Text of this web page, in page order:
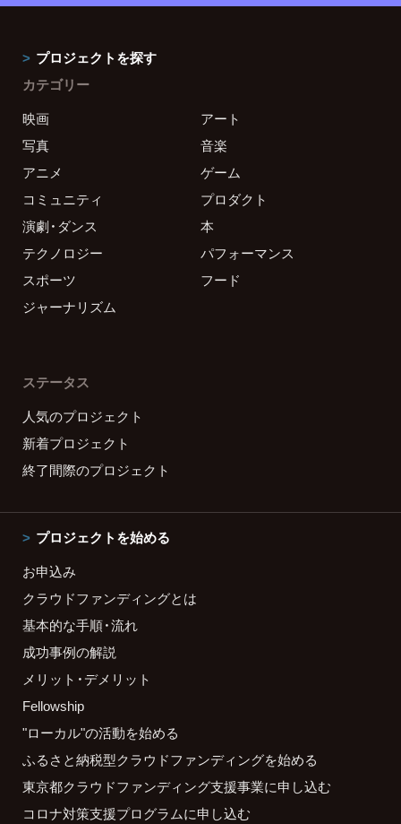
プロジェクトを探す
カテゴリー
映画
アート
写真
音楽
アニメ
ゲーム
コミュニティ
プロダクト
演劇・ダンス
本
テクノロジー
パフォーマンス
スポーツ
フード
ジャーナリズム
ステータス
人気のプロジェクト
新着プロジェクト
終了間際のプロジェクト
プロジェクトを始める
お申込み
クラウドファンディングとは
基本的な手順・流れ
成功事例の解説
メリット・デメリット
Fellowship
"ローカル"の活動を始める
ふるさと納税型クラウドファンディングを始める
東京都クラウドファンディング支援事業に申し込む
コロナ対策支援プログラムに申し込む